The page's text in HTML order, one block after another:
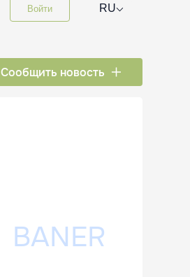
Войти RU⌵
Сообщить новость